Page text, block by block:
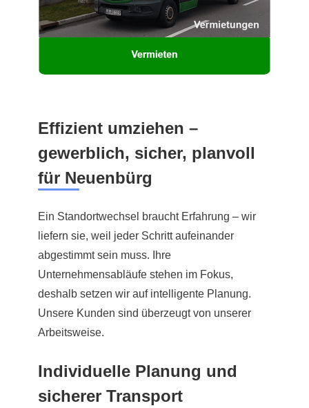
Effizient umziehen –
gewerblich, sicher, planvoll
für Neuenbürg
Ein Standortwechsel braucht Erfahrung – wir
liefern sie, weil jeder Schritt aufeinander
abgestimmt sein muss. Ihre
Unternehmensabläufe stehen im Fokus,
deshalb setzen wir auf intelligente Planung.
Unsere Kunden sind überzeugt von unserer
Arbeitsweise.
Individuelle Planung und
sicherer Transport